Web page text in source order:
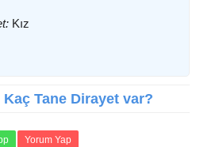
Kız
Kaç Tane Dirayet var?
Yorum Yap